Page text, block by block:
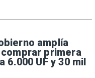
amplía
primera
UF y 30 mil